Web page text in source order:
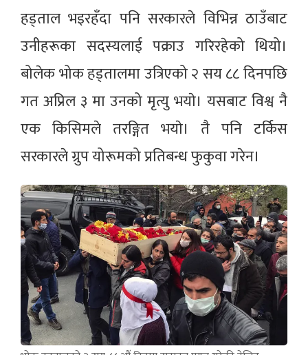
हड्ताल भइरहँदा पनि सरकारले विभिन्न ठाउँबाट
उनीहरूका सदस्यलाई पक्राउ गरिरहेको थियो।
बोलेक भोक हड्तालमा उत्रिएको २ सय ८८ दिनपछि
गत अप्रिल ३ मा उनको मृत्यु भयाे। यसबाट विश्व नै
एक किसिमले तरङ्गित भयाे। तै पनि टर्किस
सरकारले ग्रुप योरूमको प्रतिबन्ध फुकुवा गरेन।